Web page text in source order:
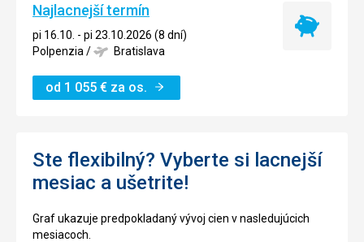
Najlacnejší termín
pi 16.10. - pi 23.10.2026 (8 dní)
Polpenzia / Bratislava
od 1 055 € za os.
Najlacnejší
Ste flexibilný? Vyberte si lacnejší
mesiac a ušetrite!
Graf ukazuje predpokladaný vývoj cien v nasledujúcich
mesiacoch.